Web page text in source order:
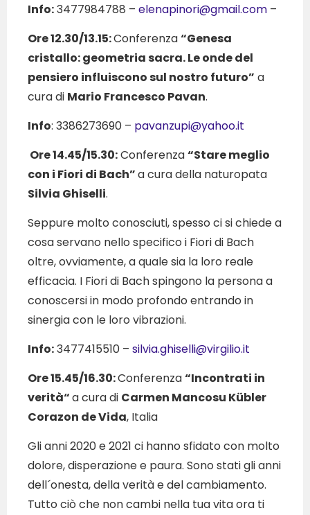
Info:3477984788 – elenapinori@gmail.com –
Ore 12.30/13.15:Conferenza“Genesa
cristallo: geometria sacra. Le onde del
pensiero influiscono sul nostro futuro” a
cura di Mario Francesco Pavan.
Info: 3386273690 – pavanzupi@yahoo.it
Ore 14.45/15.30:Conferenza“Stare meglio
con i Fiori di Bach”a cura della naturopata
Silvia Ghiselli.
Seppure molto conosciuti, spesso ci si chiede a
cosa servano nello specifico i Fiori di Bach
oltre, ovviamente, a quale sia la loro reale
efficacia. I Fiori di Bach spingono la persona a
conoscersi in modo profondo entrando in
sinergia con le loro vibrazioni.
Info:3477415510 – silvia.ghiselli@virgilio.it
Ore 15.45/16.30:Conferenza“Incontrati in
verità“a cura di Carmen Mancosu Kübler
Corazon de Vida, Italia
Gli anni 2020 e 2021 ci hanno sfidato con molto
dolore, disperazione e paura. Sono stati gli anni
dell´onesta, della verità e del cambiamento.
Tutto ciò che non cambi nella tua vita ora ti